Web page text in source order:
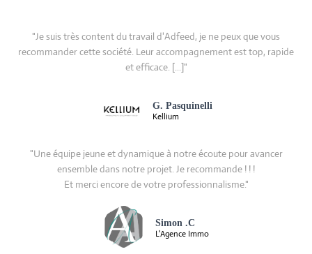
"Je suis très content du travail d'Adfeed, je ne peux que vous
recommander cette société. Leur accompagnement est top, rapide
et efficace. [...]"
G. Pasquinelli
Kellium
"Une équipe jeune et dynamique à notre écoute pour avancer
ensemble dans notre projet. Je recommande ! ! !
Et merci encore de votre professionnalisme."
Simon .C
L'Agence Immo